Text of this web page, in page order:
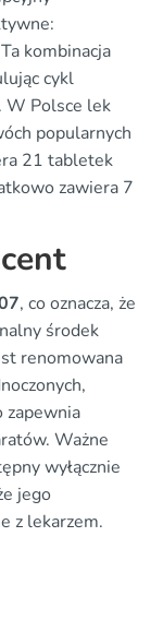
kombinacja
cykl
W Polsce lek
popularnych
21 tabletek
zawiera 7
, co oznacza, że
środek
renomowana
zapewnia
Ważne
wyłącznie
jego
z lekarzem.